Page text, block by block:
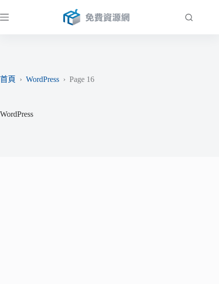
至
首頁
› WordPress › Page 16
WordPress